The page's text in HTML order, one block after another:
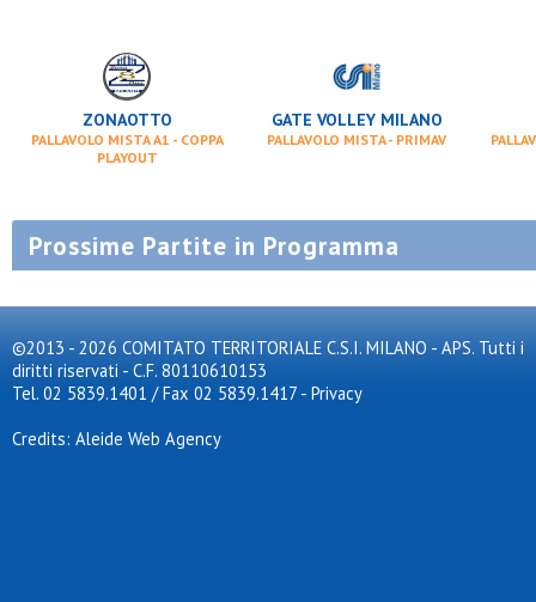
ZONAOTTO
PALLAVOLO MISTA A1 - COPPA
PLAYOUT
GATE VOLLEY MILANO
PALLAVOLO MISTA - PRIMAV
Prossime Partite in Programma
©2013 - 2026 COMITATO TERRITORIALE C.S.I. MILANO - APS. Tutti i
diritti riservati - C.F. 80110610153
Tel. 02 5839.1401 / Fax 02 5839.1417 - Privacy
Credits: Aleide Web Agency